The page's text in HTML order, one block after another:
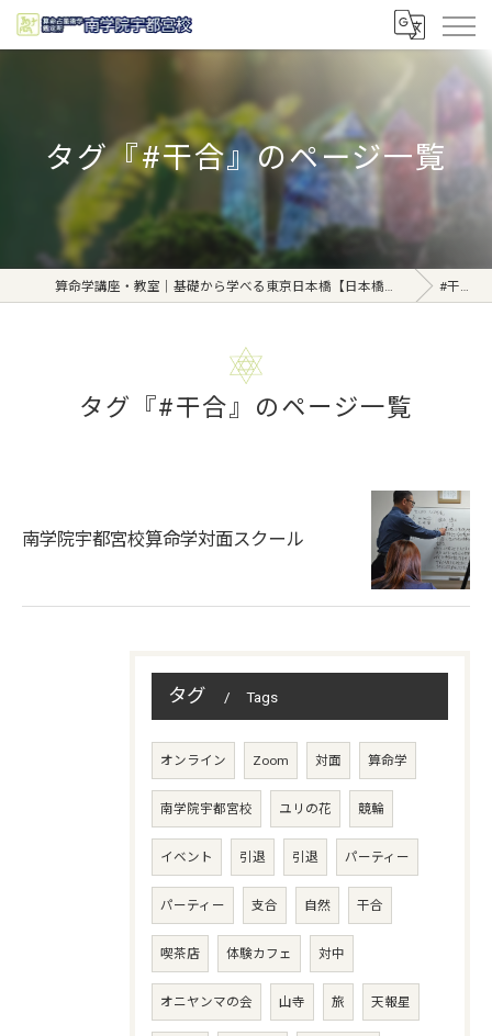
タグ『#干合』のページ一覧
算命学講座・教室｜基礎から学べる東京日本橋【日本橋南学院】 #干合
タグ『#干合』のページ一覧
南学院宇都宮校算命学対面スクール
タグ Tags
オンライン Zoom 対面 算命学
南学院宇都宮校 ユリの花 競輪
イベント 引退 引退 パーティー
パーティー 支合 自然 干合
喫茶店 体験カフェ 対中
オニヤンマの会 山寺 旅 天報星